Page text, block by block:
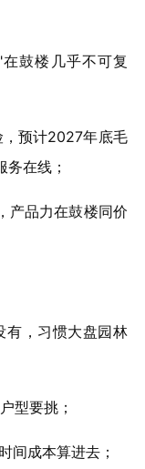
鼓楼几乎不可复
预计2027年底毛
在线；
品力在鼓楼同价
，习惯大盘园林
型要挑；
成本算进去；